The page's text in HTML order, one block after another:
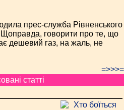
прес-служба Рівненського
Щоправда, говорити про те, що
дешевий газ, на жаль, не
=>>>=
статті